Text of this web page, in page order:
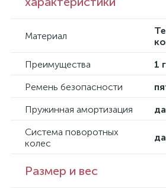
Материал
Преимущества
1
Ремень безопасности
Пружинная амортизация
да
Система поворотных
колес
да
Размер и вес